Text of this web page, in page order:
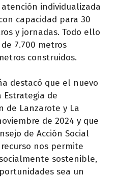
individualizada
capacidad para 30
y jornadas. Todo ello
7.700 metros
construidos.
destacó que el nuevo
Estrategia de
de Lanzarote y La
de 2024 y que
de Acción Social
recurso nos permite
sostenible,
sea un